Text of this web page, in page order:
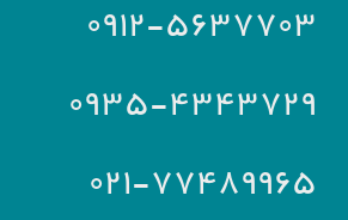
۰۹۱۲-۵۶۳۷۷۰۳
۰۹۳۵-۴۳۴۳۷۲۹
۰۲۱-۷۷۴۸۹۹۶۵